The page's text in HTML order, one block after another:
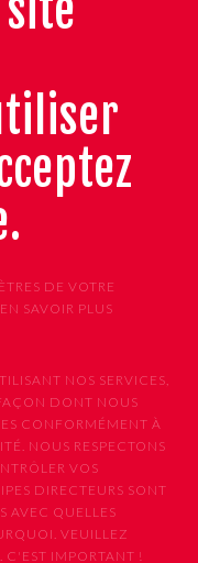
DE VOTRE
EN SAVOIR PLUS
NOS SERVICES,
DONT NOUS
CONFORMÉMENT À
NOUS RESPECTONS
VOS
DIRECTEURS SONT
AVEC QUELLES
VEUILLEZ
C'EST IMPORTANT !